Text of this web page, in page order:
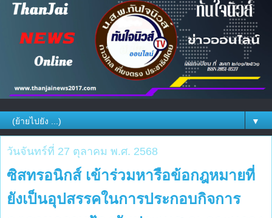
▼
วันจันทร์ที่ 27 ตุลาคม พ.ศ. 2568
ซิสทรอนิกส์ เข้าร่วมหารือข้อกฎหมายที่
ยังเป็นอุปสรรคในการประกอบกิจการ